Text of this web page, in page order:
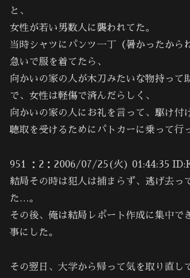
と、
女性が若い男数人に襲われてた。
当時シャツにパンツ一丁（暑かったから
急いで服を着てたら、
向かいの家の人が木刀みたいな物持って
で、女性は軽傷で済んだらしく、
向かいの家の人にお礼を言って、駆け付
聴取を受けるためにパトカーに乗って行
951 ：2：2006/07/25(火) 01:44:35
結局その時は犯人は捕まらず、逃げ去っ
た…。
その後、俺は結局レポート作成に集中で
事にした。
その翌日、大学から帰って気を取り直し